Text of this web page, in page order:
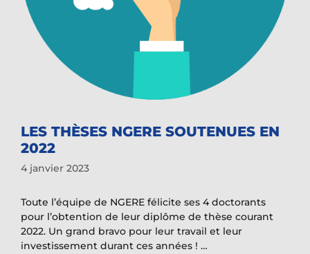
LES THÈSES NGERE SOUTENUES EN
2022
4 janvier 2023
Toute l’équipe de NGERE félicite ses 4 doctorants
pour l’obtention de leur diplôme de thèse courant
2022. Un grand bravo pour leur travail et leur
investissement durant ces années ! …